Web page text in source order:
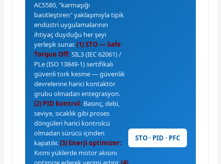
ACS580, "karmaşığı
basitleştiren" yaklaşımıyla tipik
endüstri uygulamalarının
ihtiyaç duyduğu her şeyi
yerleşik sunar.(1) STO — Safe
Torque Off: SIL3 (IEC 62061) /
PLe (ISO 13849-1) sertifikalı
güvenli tork kesme — güvenlik
devrelerine harici kontaktör
grubu olmadan entegrasyon.
(2) PID kontrol: Basınç, debi,
seviye, sıcaklık gibi proses
döngüleri harici kontrolcü
olmadan sürücü içinden
kapatılır.(3) Enerji optimizer:
Kısmi yüklerde motor akısını
STO · PID · PFC